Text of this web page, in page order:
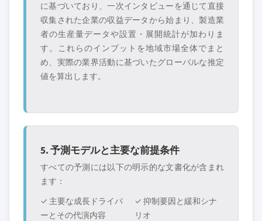
に基づいており、一次インタビューを通じて直接
収集された企業の収益データから始まり、製造業
者の生産量データや設置・展開統計が加わりま
す。これらのインプットを地域市場全体でまと
め、実際の業界活動に基づいたグローバルな推定
値を算出します。
5. 予測モデルと主要な前提条件
すべての予測には以下の明示的な文書化が含まれ
ます：
✓ 主要な成長ドライバ
ーとその代演内容
✓ 抑制要因と緩和シナ
リオ